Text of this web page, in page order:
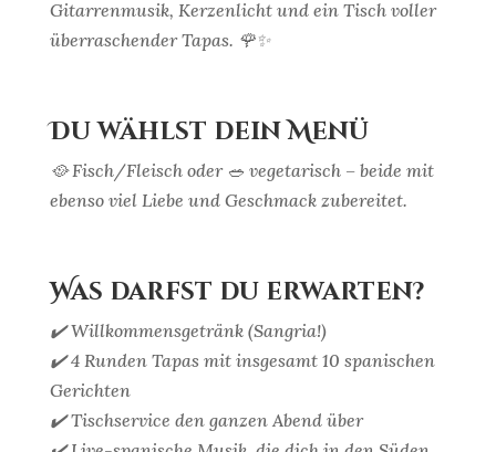
Gitarrenmusik, Kerzenlicht und ein Tisch voller
überraschender Tapas. 🌹✨
Du wählst dein Menü
🥘 Fisch/Fleisch oder 🥗 vegetarisch – beide mit
ebenso viel Liebe und Geschmack zubereitet.
Was darfst du erwarten?
✔️ Willkommensgetränk (Sangria!)
✔️ 4 Runden Tapas mit insgesamt 10 spanischen
Gerichten
✔️ Tischservice den ganzen Abend über